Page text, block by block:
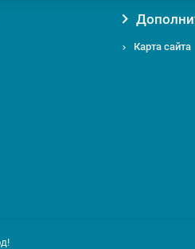
от 0 руб;
Карта сайта